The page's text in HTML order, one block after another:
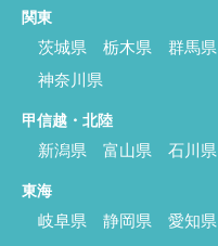
関東
茨城県 栃木県 群馬県
神奈川県
甲信越・北陸
新潟県 富山県 石川県
東海
岐阜県 静岡県 愛知県